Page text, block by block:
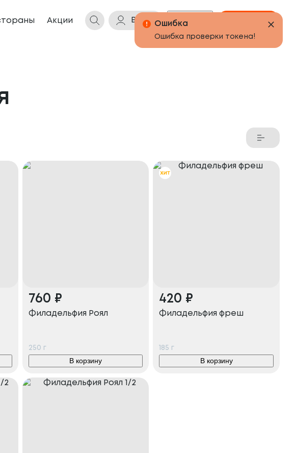
Акции Войти Бонусы Корзина
760 ₽
Филадельфия Роял
250 г
В корзину
420 ₽
Филадельфия фреш
185 г
В корзину